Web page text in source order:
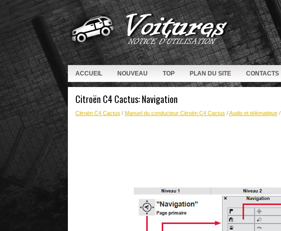
ACCUEIL NOUVEAU TOP PLAN DU SITE CONTACTS
Citroën C4 Cactus: Navigation
Citroën C4 Cactus / Manuel du conducteur Citroën C4 Cactus /Audio et télématique/